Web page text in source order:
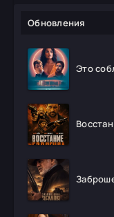
Обновления
Это